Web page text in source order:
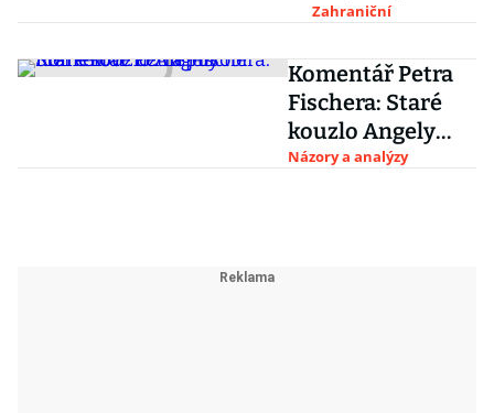
alianci.
USA musejí
najít
kompromis
Zahraniční
Komentář Petra
Fischera: Staré
kouzlo Angely
Merkelové už
Názory a analýzy